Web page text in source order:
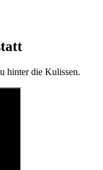
hinter die Kulissen.